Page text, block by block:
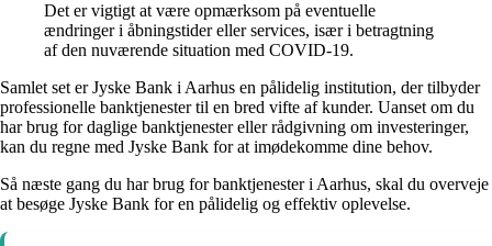
Det er vigtigt at være opmærksom på eventuelle
ændringer i åbningstider eller services, især i betragtning
af den nuværende situation med COVID-19.
Samlet set er Jyske Bank i Aarhus en pålidelig institution, der tilbyder
professionelle banktjenester til en bred vifte af kunder. Uanset om du
har brug for daglige banktjenester eller rådgivning om investeringer,
kan du regne med Jyske Bank for at imødekomme dine behov.
Så næste gang du har brug for banktjenester i Aarhus, skal du overveje
at besøge Jyske Bank for en pålidelig og effektiv oplevelse.